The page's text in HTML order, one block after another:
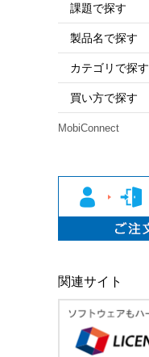
課題で探す
製品名で探す
カテゴリで探す
買い方で探す
MobiConnect
関連サイト